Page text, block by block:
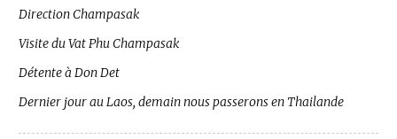
Direction Champasak
Visite du Vat Phu Champasak
Détente à Don Det
Dernier jour au Laos, demain nous passerons en Thailande